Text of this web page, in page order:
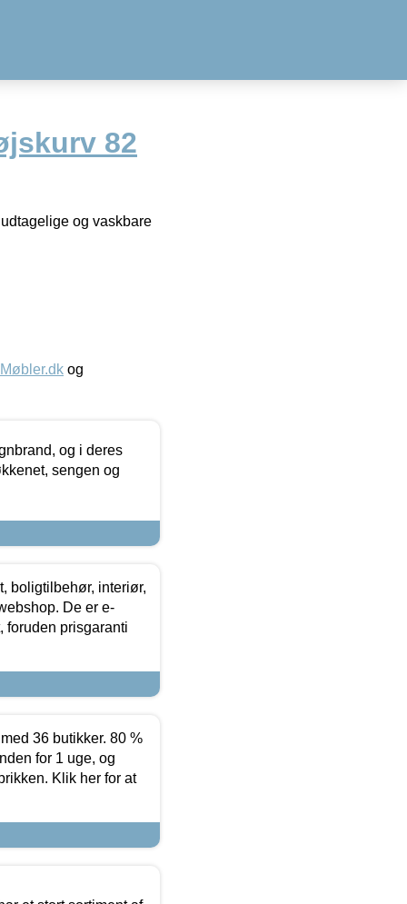
82
og vaskbare
og
og i deres
sengen og
boligtilbehør, interiør,
De er e-
foruden prisgaranti
36 butikker. 80 %
for 1 uge, og
Klik her for at